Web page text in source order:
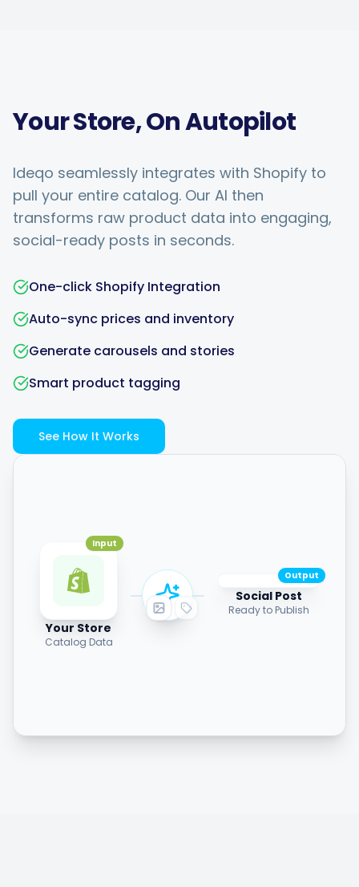
Your Store, On Autopilot
Ideqo seamlessly integrates with Shopify to
pull your entire catalog. Our AI then
transforms raw product data into engaging,
social-ready posts in seconds.
One-click Shopify Integration
Auto-sync prices and inventory
Generate carousels and stories
Smart product tagging
See How It Works
Input
Your Store
Catalog Data
Output
Social Post
Ready to Publish